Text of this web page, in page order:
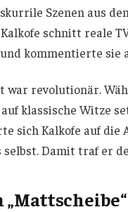
Szenen aus
schnitt reale
kommentierte sie
war revolutionär.
klassische Witze
sich Kalkofe auf die
selbst. Damit traf er